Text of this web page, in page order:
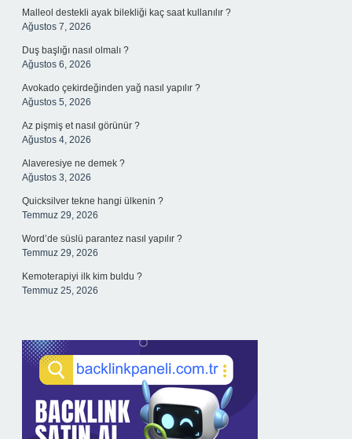
Malleol destekli ayak bilekliği kaç saat kullanılır ?
Ağustos 7, 2026
Duş başlığı nasıl olmalı ?
Ağustos 6, 2026
Avokado çekirdeğinden yağ nasıl yapılır ?
Ağustos 5, 2026
Az pişmiş et nasıl görünür ?
Ağustos 4, 2026
Alaveresiye ne demek ?
Ağustos 3, 2026
Quicksilver tekne hangi ülkenin ?
Temmuz 29, 2026
Word’de süslü parantez nasıl yapılır ?
Temmuz 29, 2026
Kemoterapiyi ilk kim buldu ?
Temmuz 25, 2026